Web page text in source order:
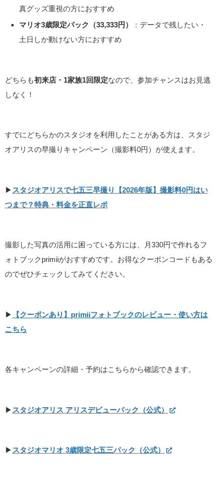
真グッズ重視の方におすすめ
マリオ3歳限定パック（33,333円）
：データで残したい・
土日しか動けない方におすすめ
どちらも初来店・1家族1回限定なので、参加チャンスはお見逃
しなく！
すでにどちらかのスタジオを利用したことがある方は、スタジ
オアリスの早撮りキャンペーン（撮影料0円）が使えます。
▶ スタジオアリスで七五三早撮り【2026年版】撮影料0円はい
つまで？特典・料金を正直レポ
撮影した写真の活用に困っている方には、月330円で作れるフ
ォトブックprimiiがおすすめです。お得なクーポンコードもある
のでぜひチェックしてみてください。
▶
【クーポンあり】primiiフォトブックのレビュー・使い方は
こちら
各キャンペーンの詳細・予約はこちらから確認できます。
▶ スタジオアリス アリスデビューパック（公式）
▶ スタジオマリオ 3歳限定七五三パック（公式）